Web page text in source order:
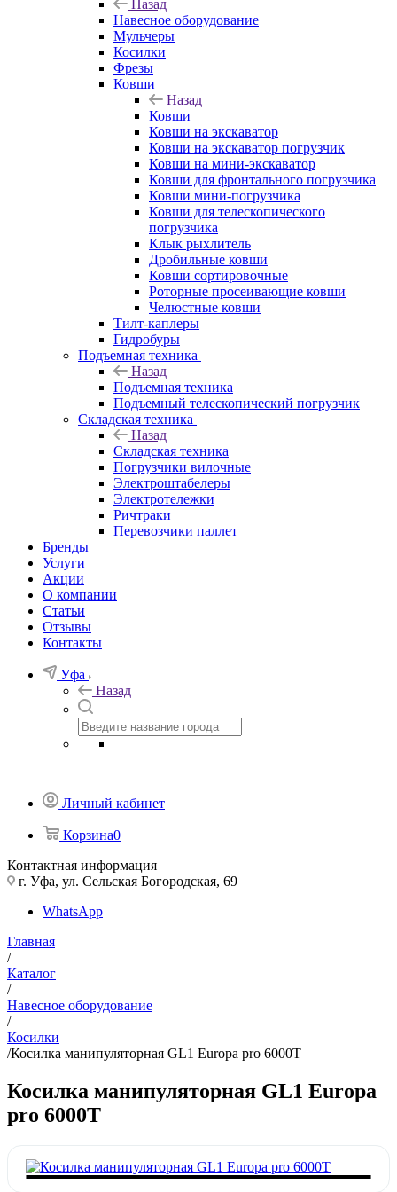
Назад
Навесное оборудование
Мульчеры
Косилки
Фрезы
Ковши
Назад
Ковши
Ковши на экскаватор
Ковши на экскаватор погрузчик
Ковши на мини-экскаватор
Ковши для фронтального погрузчика
Ковши мини-погрузчика
Ковши для телескопического
погрузчика
Клык рыхлитель
Дробильные ковши
Ковши сортировочные
Роторные просеивающие ковши
Челюстные ковши
Тилт-каплеры
Гидробуры
Подъемная техника
Назад
Подъемная техника
Подъемный телескопический погрузчик
Складская техника
Назад
Складская техника
Погрузчики вилочные
Электроштабелеры
Электротележки
Ричтраки
Перевозчики паллет
Бренды
Услуги
Акции
О компании
Статьи
Отзывы
Контакты
Уфа
Назад
Личный кабинет
Корзина0
Контактная информация
г. Уфа, ул. Сельская Богородская, 69
WhatsApp
Главная
/
Каталог
/
Навесное оборудование
/
Косилки
/Косилка манипуляторная GL1 Europa pro 6000T
Косилка манипуляторная GL1 Europa
pro 6000T